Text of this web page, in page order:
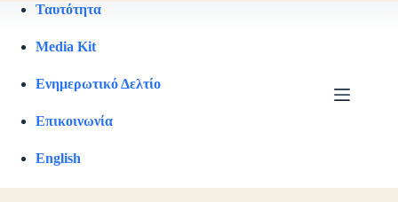
Ταυτότητα
Media Kit
Ενημερωτικό Δελτίο
Επικοινωνία
English